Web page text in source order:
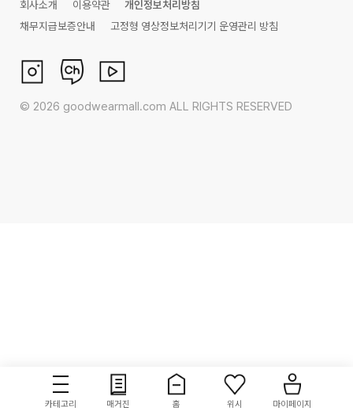
카테고리 매거진 홈 위시 마이페이지
회사소개 이용약관
개인정보처리방침
채무지급보증안내
고정형 영상정보처리기기 운영관리 방침
© 2026 goodwearmall.com ALL RIGHTS RESERVED